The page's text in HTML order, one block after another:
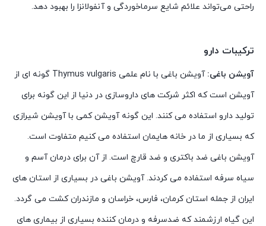
راحتی می‌تواند علائم شایع سرماخوردگی و آنفولانزا را بهبود دهد.
ترکیبات دارو
آویشن باغی:
آویشن باغی با نام علمی Thymus vulgaris گونه ای از
آویشن است که اکثر شرکت های داروسازی در دنیا از این گونه برای
تولید دارو استفاده می کنند. این گونه آویشن کمی با آویشن شیرازی
که بسیاری از ما در خانه هایمان استفاده می کنیم متفاوت است.
آویشن باغی ضد باکتری و ضد قارچ است. از آن برای درمان آسم و
سیاه سرفه استفاده می کردند. آویشن باغی در بسیاری از استان های
ایران از جمله استان کرمان، فارس، خراسان و مازندران کشت می گردد.
این گیاه ارزشمند که ضدسرفه و درمان کننده بسیاری از بیماری های